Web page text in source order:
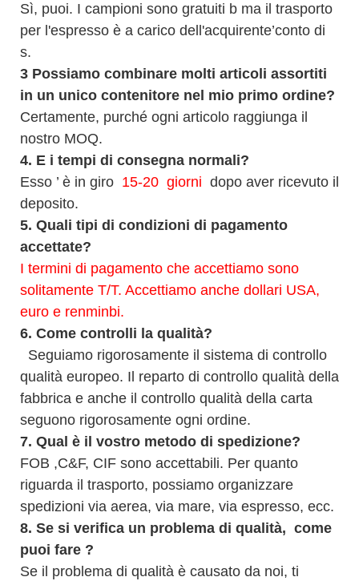
Sì, puoi. I campioni sono gratuiti b ma il trasporto
per l'espresso è a carico dell'acquirente’conto di
s.
3 Possiamo combinare molti articoli assortiti
in un unico contenitore nel mio primo ordine?
Certamente, purché ogni articolo raggiunga il
nostro MOQ.
4. E i tempi di consegna normali?
Esso ’ è in giro 15-20 giorni dopo aver ricevuto il
deposito.
5. Quali tipi di condizioni di pagamento
accettate?
I termini di pagamento che accettiamo sono
solitamente T/T. Accettiamo anche dollari USA,
euro e renminbi.
6. Come controlli la qualità?
Seguiamo rigorosamente il sistema di controllo
qualità europeo. Il reparto di controllo qualità della
fabbrica e anche il controllo qualità della carta
seguono rigorosamente ogni ordine.
7. Qual è il vostro metodo di spedizione?
FOB ,C&F, CIF sono accettabili. Per quanto
riguarda il trasporto, possiamo organizzare
spedizioni via aerea, via mare, via espresso, ecc.
8. Se si verifica un problema di qualità, come
puoi fare ?
Se il problema di qualità è causato da noi, ti